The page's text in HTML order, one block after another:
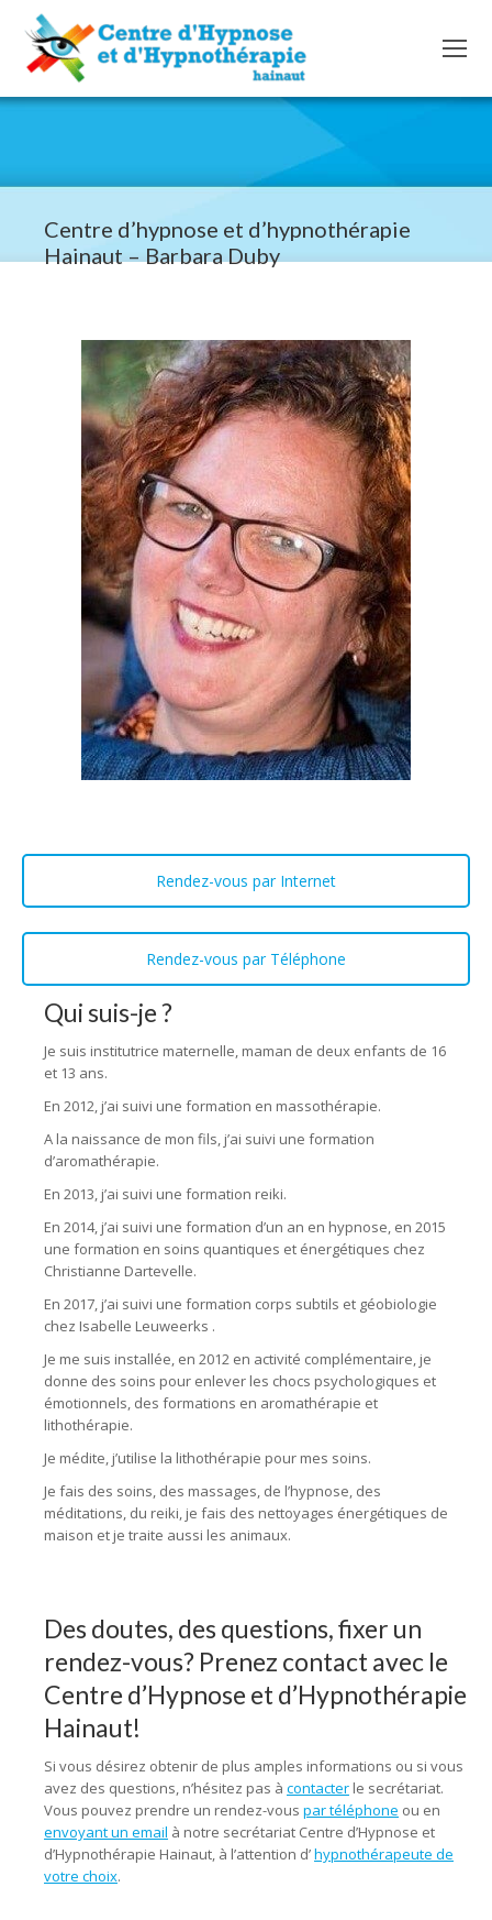
Centre d’hypnose et d’hypnothérapie
Hainaut – Barbara Duby
Qui suis-je ?
Je suis institutrice maternelle, maman de deux enfants de 16
et 13 ans.
En 2012, j’ai suivi une formation en massothérapie.
A la naissance de mon fils, j’ai suivi une formation
d’aromathérapie.
En 2013, j’ai suivi une formation reiki.
En 2014, j’ai suivi une formation d’un an en hypnose, en 2015
une formation en soins quantiques et énergétiques chez
Christianne Dartevelle.
En 2017, j’ai suivi une formation corps subtils et géobiologie
chez Isabelle Leuweerks .
Je me suis installée, en 2012 en activité complémentaire, je
donne des soins pour enlever les chocs psychologiques et
émotionnels, des formations en aromathérapie et
lithothérapie.
Je médite, j’utilise la lithothérapie pour mes soins.
Je fais des soins, des massages, de l’hypnose, des
méditations, du reiki, je fais des nettoyages énergétiques de
maison et je traite aussi les animaux.
Rendez-vous par Internet
Rendez-vous par Téléphone
Des doutes, des questions, fixer un
rendez-vous? Prenez contact avec le
Centre d’Hypnose et d’Hypnothérapie
Hainaut!
Si vous désirez obtenir de plus amples informations ou si vous
avez des questions, n’hésitez pas à contacter le secrétariat.
Vous pouvez prendre un rendez-vous par téléphone ou en
envoyant un email à notre secrétariat Centre d’Hypnose et
d’Hypnothérapie Hainaut, à l’attention d’hypnothérapeute de
votre choix.